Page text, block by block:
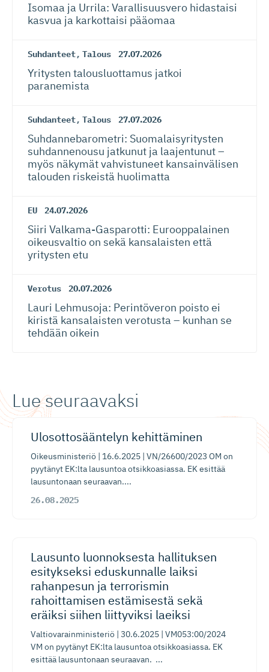
Isomaa ja Urrila: Varallisuusvero hidastaisi
kasvua ja karkottaisi pääomaa
Suhdanteet, Talous 27.07.2026
Yritysten talousluottamus jatkoi
paranemista
Suhdanteet, Talous 27.07.2026
Suhdanneba­ro­metri: Suomalaisy­ri­tysten
suhdannenousu jatkunut ja laajentunut –
myös näkymät vahvistuneet kansainvälisen
talouden riskeistä huolimatta
EU 24.07.2026
Siiri Valkama-Gas­pa­rotti: Eurooppalainen
oikeusvaltio on sekä kansalaisten että
yritysten etu
Verotus 20.07.2026
Lauri Lehmusoja: Perintöveron poisto ei
kiristä kansalaisten verotusta – kunhan se
tehdään oikein
Lue seuraavaksi
​Ulosotto­sääntelyn kehittäminen
Oikeusministeriö | 16.6.2025 | VN/26600/2023 OM on
pyytänyt EK:lta lausuntoa otsikkoasiassa. EK esittää
lausuntonaan seuraavan....
26.08.2025
Lausunto luonnoksesta hallituksen
esitykseksi eduskunnalle laiksi
rahanpesun ja terrorismin
rahoittamisen estämisestä sekä
eräiksi siihen liittyviksi laeiksi
Valtiovarainministeriö | 30.6.2025 | VM053:00/2024
VM on pyytänyt EK:lta lausuntoa otsikkoasiassa. EK
esittää lausuntonaan seuraavan. ...